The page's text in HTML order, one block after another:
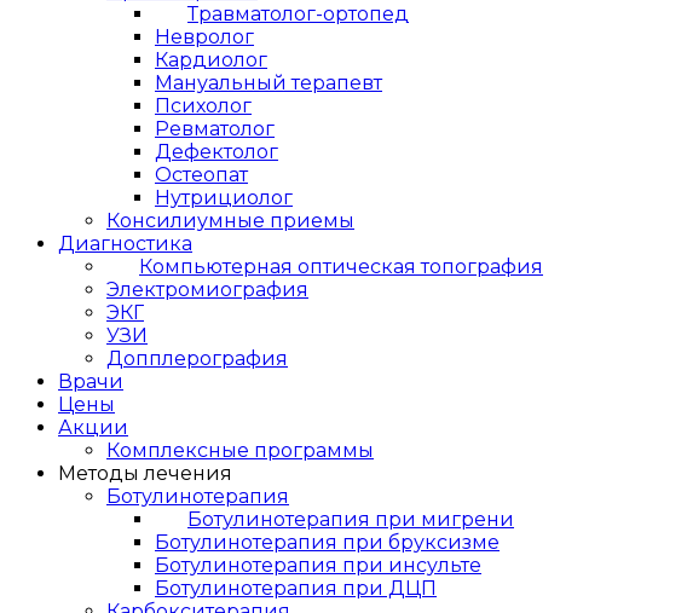
Травматолог-ортопед
Невролог
Кардиолог
Мануальный терапевт
Психолог
Ревматолог
Дефектолог
Остеопат
Нутрициолог
Консилиумные приемы
Диагностика
Компьютерная оптическая топография
Электромиография
ЭКГ
УЗИ
Допплерография
Врачи
Цены
Акции
Комплексные программы
Методы лечения
Ботулинотерапия
Ботулинотерапия при мигрени
Ботулинотерапия при бруксизме
Ботулинотерапия при инсульте
Ботулинотерапия при ДЦП